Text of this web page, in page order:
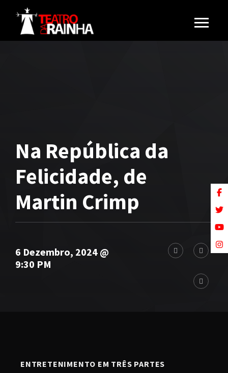
Na República da
Felicidade, de
Martin Crimp
6 Dezembro, 2024 @
9:30 PM
ENTRETENIMENTO EM TRÊS PARTES